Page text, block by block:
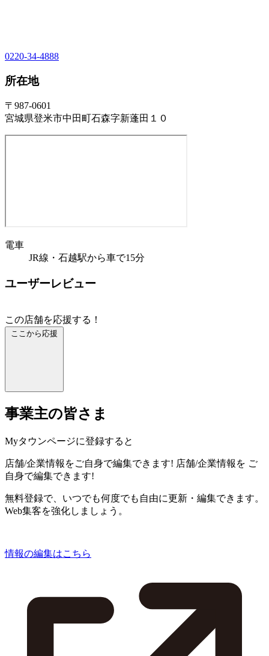
0220-34-4888
所在地
〒987-0601
宮城県登米市中田町石森字新蓬田１０
電車
JR線・石越駅から車で15分
ユーザーレビュー
この店舗を応援する！
ここから応援
事業主の皆さま
Myタウンページに登録すると
店舗/企業情報をご自身で編集できます! 店舗/企業情報を ご
自身で編集できます!
無料登録で、いつでも何度でも自由に更新・編集できます。
Web集客を強化しましょう。
情報の編集はこちら